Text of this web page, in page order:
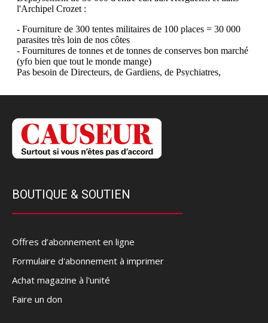
BOUTIQUE & SOUTIEN
Offres d’abonnement en ligne
Formulaire d'abonnement à imprimer
Achat magazine à l'unité
Faire un don